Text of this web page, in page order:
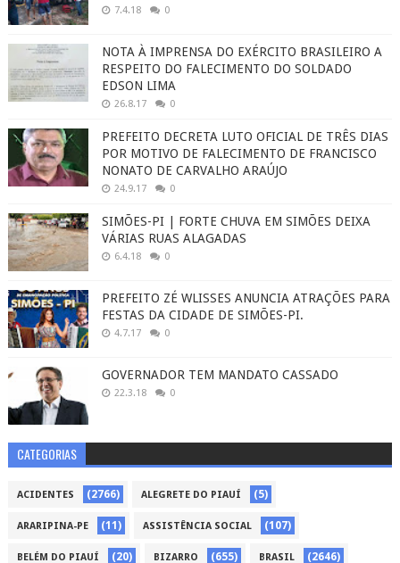
7.4.18 0
NOTA À IMPRENSA DO EXÉRCITO BRASILEIRO A
RESPEITO DO FALECIMENTO DO SOLDADO
EDSON LIMA
26.8.17 0
PREFEITO DECRETA LUTO OFICIAL DE TRÊS DIAS
POR MOTIVO DE FALECIMENTO DE FRANCISCO
NONATO DE CARVALHO ARAÚJO
24.9.17 0
SIMÕES-PI | FORTE CHUVA EM SIMÕES DEIXA
VÁRIAS RUAS ALAGADAS
6.4.18 0
PREFEITO ZÉ WLISSES ANUNCIA ATRAÇÕES PARA
FESTAS DA CIDADE DE SIMÕES-PI.
4.7.17 0
GOVERNADOR TEM MANDATO CASSADO
22.3.18 0
CATEGORIAS
ACIDENTES (2766) ALEGRETE DO PIAUÍ (5)
ARARIPINA-PE (11) ASSISTÊNCIA SOCIAL (107)
BELÉM DO PIAUÍ (20) BIZARRO (655) BRASIL (2646)